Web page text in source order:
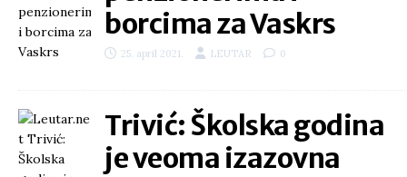
borcima za Vaskrs
25. april 2021. LEUTAR 0
Trivić: Školska godina
je veoma izazovna